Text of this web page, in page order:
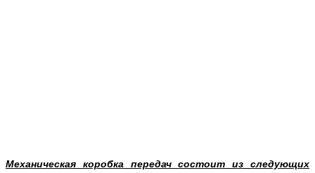
Механическая коробка передач состоит из следующих